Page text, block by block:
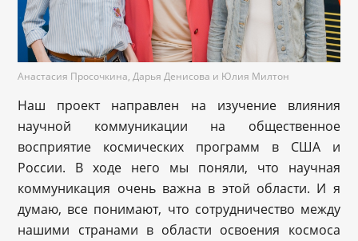
Анастасия Просочкина, Дарья Денисова и Юлия Милтон
Наш проект направлен на изучение влияния
научной коммуникации на общественное
восприятие космических программ в США и
России. В ходе него мы поняли, что научная
коммуникация очень важна в этой области. И я
думаю, все понимают, что сотрудничество между
нашими странами в области освоения космоса